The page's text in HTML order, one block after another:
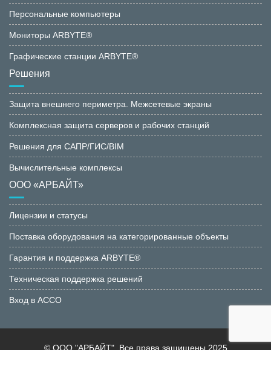
Персональные компьютеры
Мониторы ARBYTE®
Графические станции ARBYTE®
Решения
Защита внешнего периметра. Межсетевые экраны
Комплексная защита серверов и рабочих станций
Решения для САПР/ГИС/BIM
Вычислительные комплексы
ООО «АРБАЙТ»
Лицензии и статусы
Поставка оборудования на категорированные объекты
Гарантия и поддержка ARBYTE®
Техническая поддержка решений
Вход в АССО
© ООО "АРБАЙТ". Все права защищены 2025